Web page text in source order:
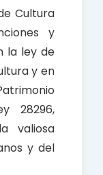
Cultura
y
la ley de
y en
28296,
valiosa
y del